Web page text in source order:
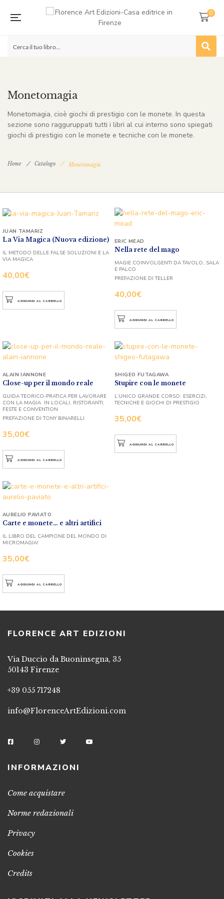
0
Monetomagia
Monetomagia, cioè giochi di prestigio con le monete. In questa
sezione sono ragguruppati tutti i libri al cui interno sono spiegati
giochi di prestigio con le monete e tecniche con le monete.
Home Catalogo Monetomagia
La Via Magica (Nuova edizione)
40,00€
JUAN TAMARIZ
IL METODO DELLE FALSE SOLUZIONI E LA
VIA MAGICA
AGGIUNGI AL CARRELLO
Nella rete del mago
40,00€
ERIC MEAD
MAGIE COINVOLGENTI DA TAVOLO, SALA
E PALCO
PREFAZIONE DI TELLER
AGGIUNGI AL CARRELLO
Close-up per il mondo reale
35,00€
ALAIN IANNONE
GUIDA TEORICO-PRATICA PER LAVORARE
CON LA MAGIA IN LOCALI, RISTORANTI,
FESTE E CONVENTION
PREFAZIONE DI TONY BINARELLI
AGGIUNGI AL CARRELLO
Stupire con le monete
35,00€
SHIGEO FUTAGAWA
L’UNICO GRANDE CORSO: ESERCIZI,
TECNICHE E GIOCHI DI PRESTIGIO
AGGIUNGI AL CARRELLO
Carte e monete… e altri artifici
35,00€
AURELIO PAVIATO
IL LIBRO DEL CAMPIONE DEL MONDO DI
MICROMAGIA!
AGGIUNGI AL CARRELLO
FLORENCE ART EDIZIONI
Via Duccio da Buoninsegna, 35
50143 Firenze
+39 055 717248
info@FlorenceArtEdizioni.com
INFORMAZIONI
Come acquistare
Norme redazionali
Privacy
Cookies
Credits